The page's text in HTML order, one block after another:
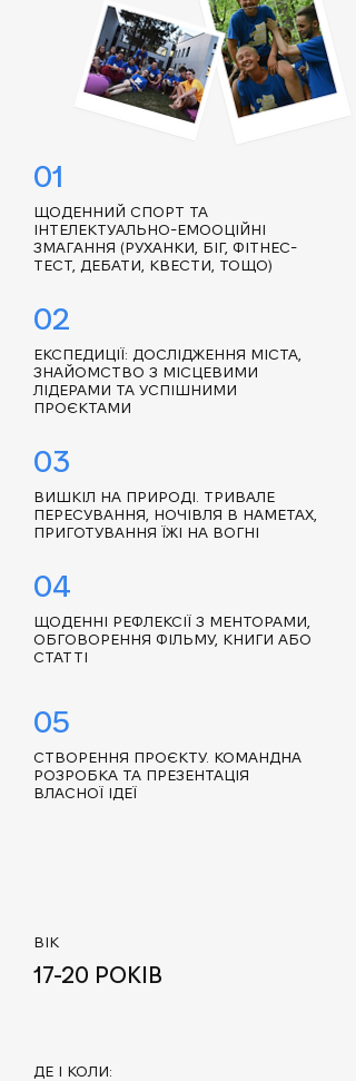
01
ЩОДЕННИЙ СПОРТ ТА
ІНТЕЛЕКТУАЛЬНО-ЕМООЦІЙНІ
ЗМАГАННЯ (РУХАНКИ, БІГ, ФІТНЕС-
ТЕСТ, ДЕБАТИ, КВЕСТИ, ТОЩО)
02
ЕКСПЕДИЦІЇ: ДОСЛІДЖЕННЯ МІСТА,
ЗНАЙОМСТВО З МІСЦЕВИМИ
ЛІДЕРАМИ ТА УСПІШНИМИ
ПРОЄКТАМИ
03
ВИШКІЛ НА ПРИРОДІ. ТРИВАЛЕ
ПЕРЕСУВАННЯ, НОЧІВЛЯ В НАМЕТАХ,
ПРИГОТУВАННЯ ЇЖІ НА ВОГНІ
04
ЩОДЕННІ РЕФЛЕКСІЇ З МЕНТОРАМИ,
ОБГОВОРЕННЯ ФІЛЬМУ, КНИГИ АБО
СТАТТІ
05
СТВОРЕННЯ ПРОЄКТУ. КОМАНДНА
РОЗРОБКА ТА ПРЕЗЕНТАЦІЯ
ВЛАСНОЇ ІДЕЇ
ВІК
17-20 РОКІВ
ДЕ І КОЛИ: